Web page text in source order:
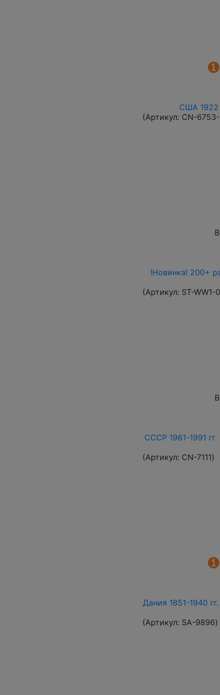
США 1922
(Артикул: CN-
!Новинка! 200+
(Артикул: ST-
СССР 1961-1991
(Артикул: СN-7111)
Дания 1851-1940
(Артикул: SA-9896)